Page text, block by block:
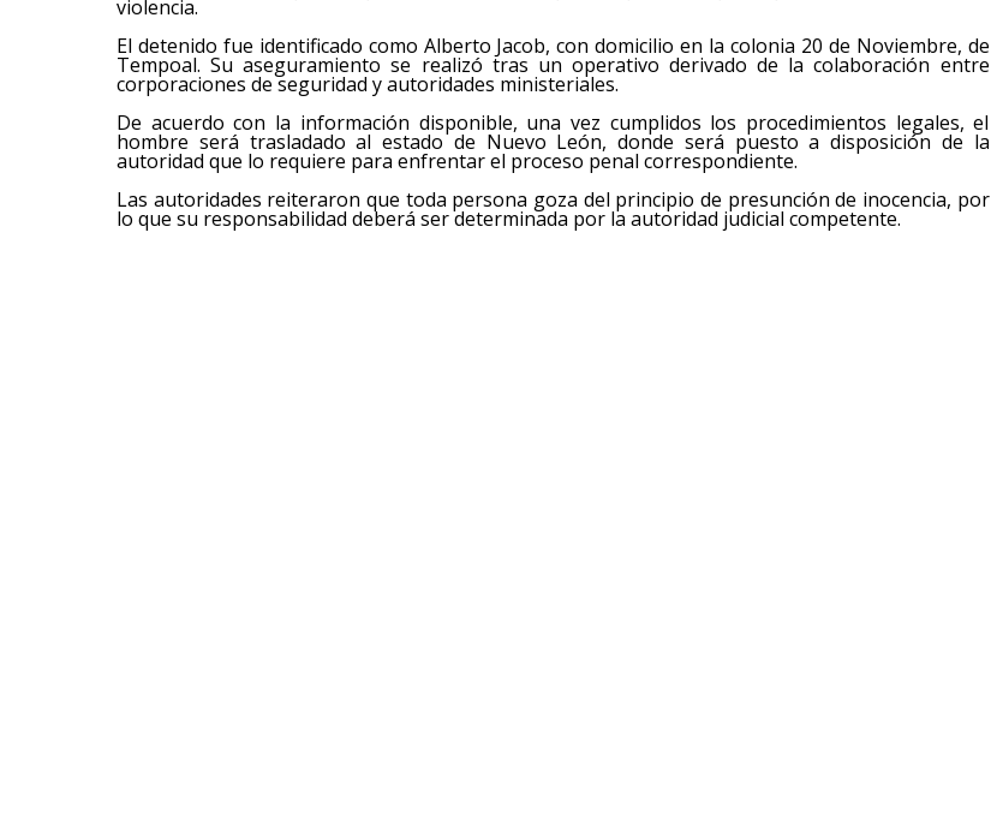
violencia.
El detenido fue identificado como Alberto Jacob, con domicilio en la colonia 20 de Noviembre, de
Tempoal. Su aseguramiento se realizó tras un operativo derivado de la colaboración entre
corporaciones de seguridad y autoridades ministeriales.
De acuerdo con la información disponible, una vez cumplidos los procedimientos legales, el
hombre será trasladado al estado de Nuevo León, donde será puesto a disposición de la
autoridad que lo requiere para enfrentar el proceso penal correspondiente.
Las autoridades reiteraron que toda persona goza del principio de presunción de inocencia, por
lo que su responsabilidad deberá ser determinada por la autoridad judicial competente.